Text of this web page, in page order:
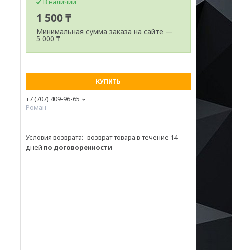
1 500 ₸
Минимальная сумма заказа на сайте —
5 000 ₸
КУПИТЬ
+7 (707) 409-96-65
Роман
возврат товара в течение 14
дней по договоренности